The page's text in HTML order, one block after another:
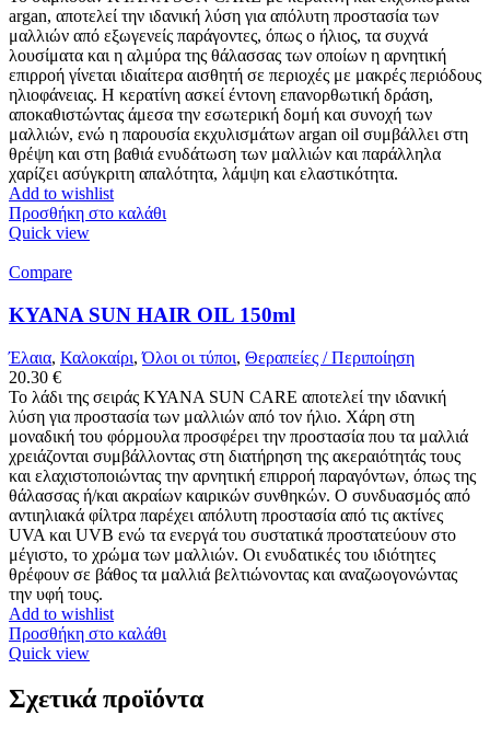
argan, αποτελεί την ιδανική λύση για απόλυτη προστασία των
μαλλιών από εξωγενείς παράγοντες, όπως ο ήλιος, τα συχνά
λουσίματα και η αλμύρα της θάλασσας των οποίων η αρνητική
επιρροή γίνεται ιδιαίτερα αισθητή σε περιοχές με μακρές περιόδους
ηλιοφάνειας. Η κερατίνη ασκεί έντονη επανορθωτική δράση,
αποκαθιστώντας άμεσα την εσωτερική δομή και συνοχή των
μαλλιών, ενώ η παρουσία εκχυλισμάτων argan oil συμβάλλει στη
θρέψη και στη βαθιά ενυδάτωση των μαλλιών και παράλληλα
χαρίζει ασύγκριτη απαλότητα, λάμψη και ελαστικότητα.
Add to wishlist
Προσθήκη στο καλάθι
Quick view
Compare
KYANA SUN HAIR OIL 150ml
Έλαια, Καλοκαίρι,Όλοι οι τύποι, Θεραπείες / Περιποίηση
20.30 €
Το λάδι της σειράς ΚΥΑΝΑ SUN CARE αποτελεί την ιδανική
λύση για προστασία των μαλλιών από τον ήλιο. Χάρη στη
μοναδική του φόρμουλα προσφέρει την προστασία που τα μαλλιά
χρειάζονται συμβάλλοντας στη διατήρηση της ακεραιότητάς τους
και ελαχιστοποιώντας την αρνητική επιρροή παραγόντων, όπως της
θάλασσας ή/και ακραίων καιρικών συνθηκών. Ο συνδυασμός από
αντιηλιακά φίλτρα παρέχει απόλυτη προστασία από τις ακτίνες
UVA και UVB ενώ τα ενεργά του συστατικά προστατεύουν στο
μέγιστο, το χρώμα των μαλλιών. Οι ενυδατικές του ιδιότητες
θρέφουν σε βάθος τα μαλλιά βελτιώνοντας και αναζωογονώντας
την υφή τους.
Add to wishlist
Προσθήκη στο καλάθι
Quick view
Σχετικά προϊόντα